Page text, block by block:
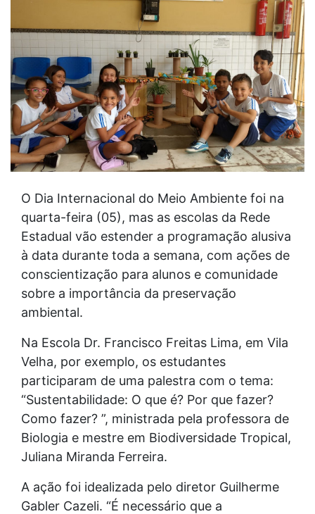
O Dia Internacional do Meio Ambiente foi na
quarta-feira (05), mas as escolas da Rede
Estadual vão estender a programação alusiva
à data durante toda a semana, com ações de
conscientização para alunos e comunidade
sobre a importância da preservação
ambiental.
Na Escola Dr. Francisco Freitas Lima, em Vila
Velha, por exemplo, os estudantes
participaram de uma palestra com o tema:
“Sustentabilidade: O que é? Por que fazer?
Como fazer? ”, ministrada pela professora de
Biologia e mestre em Biodiversidade Tropical,
Juliana Miranda Ferreira.
A ação foi idealizada pelo diretor Guilherme
Gabler Cazeli. “É necessário que a